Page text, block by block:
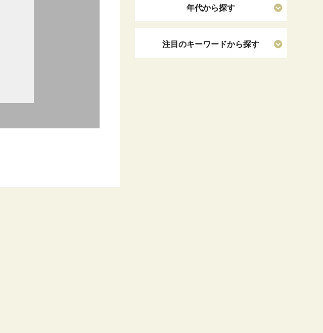
年代から探す
注目のキーワードから探す